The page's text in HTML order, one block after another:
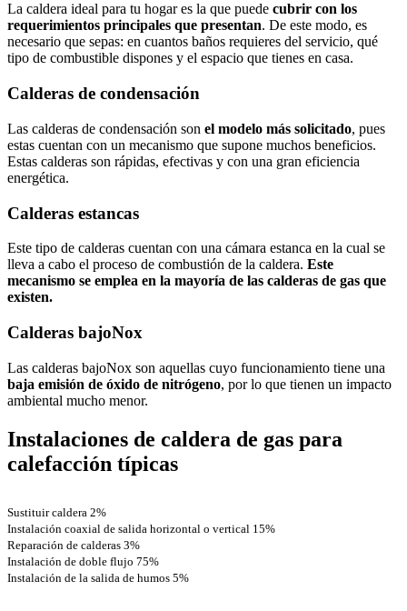
La caldera ideal para tu hogar es la que puede cubrir con los
requerimientos principales que presentan. De este modo, es
necesario que sepas: en cuantos baños requieres del servicio, qué
tipo de combustible dispones y el espacio que tienes en casa.
Calderas de condensación
Las calderas de condensación son el modelo más solicitado, pues
estas cuentan con un mecanismo que supone muchos beneficios.
Estas calderas son rápidas, efectivas y con una gran eficiencia
energética.
Calderas estancas
Este tipo de calderas cuentan con una cámara estanca en la cual se
lleva a cabo el proceso de combustión de la caldera. Este
mecanismo se emplea en la mayoría de las calderas de gas que
existen.
Calderas bajoNox
Las calderas bajoNox son aquellas cuyo funcionamiento tiene una
baja emisión de óxido de nitrógeno, por lo que tienen un impacto
ambiental mucho menor.
Instalaciones de caldera de gas para
calefacción típicas
Sustituir caldera 2%
Instalación coaxial de salida horizontal o vertical 15%
Reparación de calderas 3%
Instalación de doble flujo 75%
Instalación de la salida de humos 5%